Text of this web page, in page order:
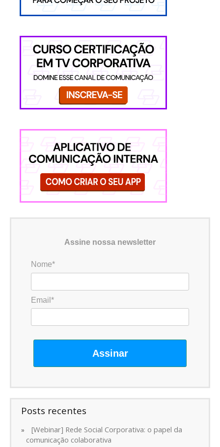
Assine nossa newsletter
Nome*
Email*
Assinar
Posts recentes
[Webinar] Rede Social Corporativa: o papel da
comunicação colaborativa